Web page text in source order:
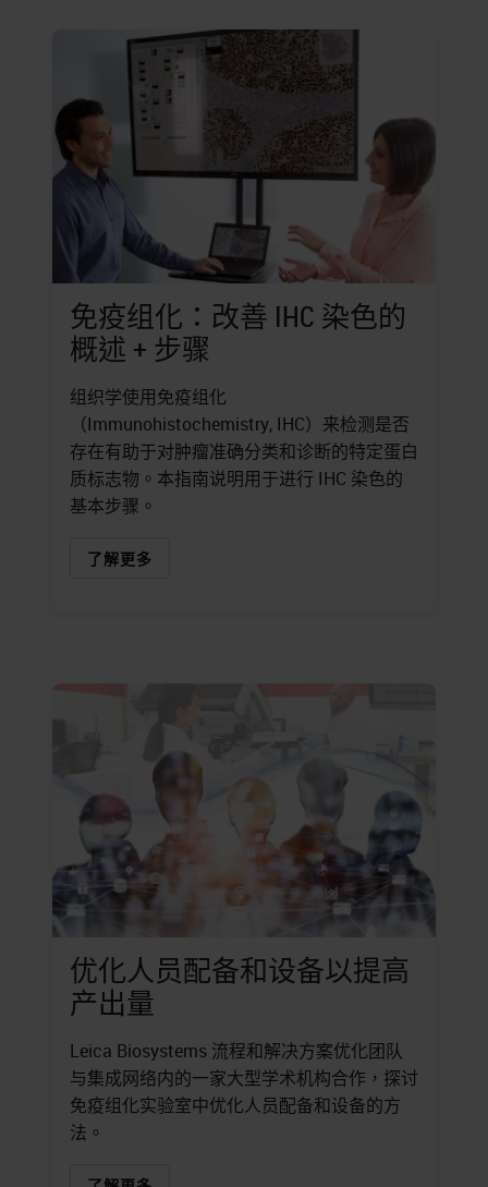
免疫组化：改善 IHC 染色的
概述 + 步骤
组织学使用免疫组化
（Immunohistochemistry, IHC）来检测是否
存在有助于对肿瘤准确分类和诊断的特定蛋白
质标志物。本指南说明用于进行 IHC 染色的
基本步骤。
了解更多
优化人员配备和设备以提高
产出量
Leica Biosystems 流程和解决方案优化团队
与集成网络内的一家大型学术机构合作，探讨
免疫组化实验室中优化人员配备和设备的方
法。